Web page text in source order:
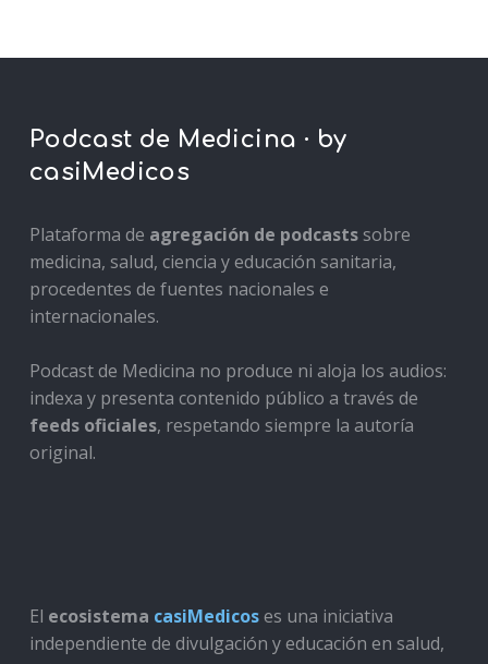
Podcast de Medicina · by
casiMedicos
Plataforma de agregación de podcastssobre
medicina, salud, ciencia y educación sanitaria,
procedentes de fuentes nacionales e
internacionales.
Podcast de Medicina no produce ni aloja los audios:
indexa y presenta contenido público a través de
feeds oficiales, respetando siempre la autoría
original.
El ecosistema casiMedicoses una iniciativa
independiente de divulgación y educación en salud,